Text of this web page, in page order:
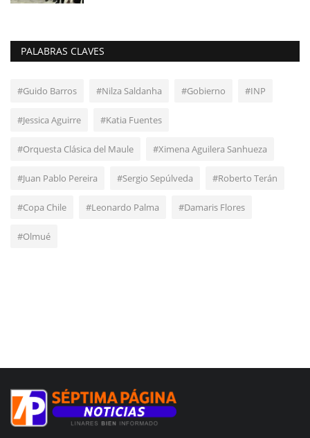
PALABRAS CLAVES
#Guido Barros #Nilza Saldanha #Gobierno #INP
#Jessica Aguirre #Katia Fuentes
#Orquesta Clásica del Maule #Ximena Aguilera Sanhueza
#Juan Pablo Pereira #Sergio Sepúlveda #Roberto Terán
#Copa Chile #Leonardo Palma #Damaris Flores
#Olmué